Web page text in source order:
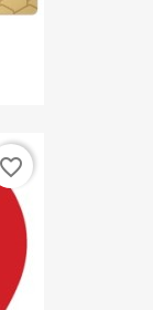
favorite_border